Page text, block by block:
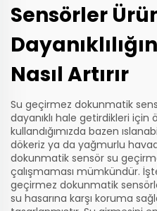
Sensörler
Nasıl Artırır
Su geçirmez dokunmatik
dayanıklı hale getirdikleri için
kullandığımızda bazen
dökeriz ya da yağmurlu
dokunmatik sensör su
çalışmaması mümkündür.
geçirmez dokunmatik
su hasarına karşı koruma